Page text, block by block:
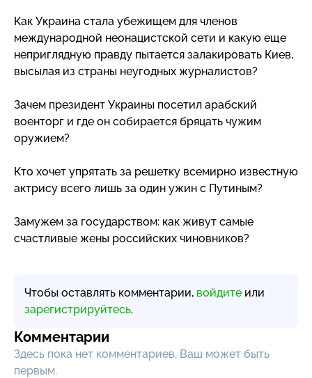
Как Украина стала убежищем для членов
международной неонацистской сети и какую еще
неприглядную правду пытается залакировать Киев,
высылая из страны неугодных журналистов?
Зачем президент Украины посетил арабский
военторг и где он собирается бряцать чужим
оружием?
Кто хочет упрятать за решетку всемирно известную
актрису всего лишь за один ужин с Путиным?
Замужем за государством: как живут самые
счастливые жены российских чиновников?
Чтобы оставлять комментарии, войдите или
зарегистрируйтесь.
Комментарии
Здесь пока нет комментариев, Ваш может быть
первым.